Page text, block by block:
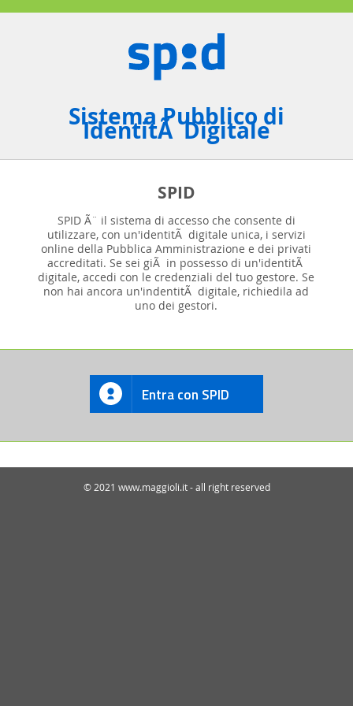
Sistema Pubblico di
IdentitÃ Digitale
SPID
SPID Ã¨ il sistema di accesso che consente di
utilizzare, con un'identitÃ digitale unica, i servizi
online della Pubblica Amministrazione e dei privati
accreditati. Se sei giÃ in possesso di un'identitÃ
digitale, accedi con le credenziali del tuo gestore. Se
non hai ancora un'indentitÃ digitale, richiedila ad
uno dei gestori.
Entra con SPID
© 2021 www.maggioli.it - all right reserved